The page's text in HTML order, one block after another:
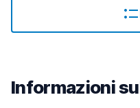
Informazioni